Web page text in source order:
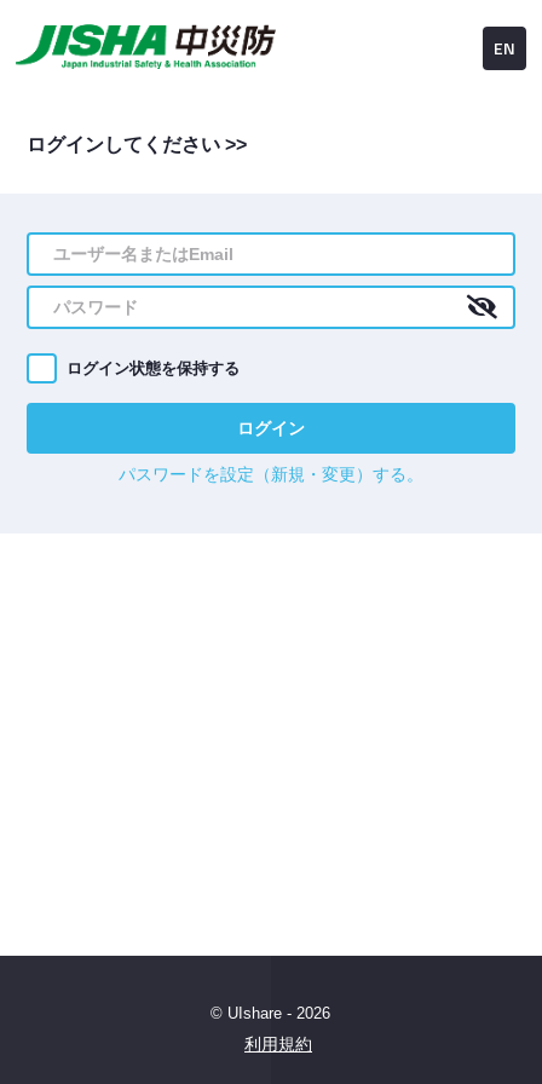
EN
ログインしてください >>
ログイン状態を保持する
ログイン
パスワードを設定（新規・変更）する。
© UIshare - 2026
利用規約